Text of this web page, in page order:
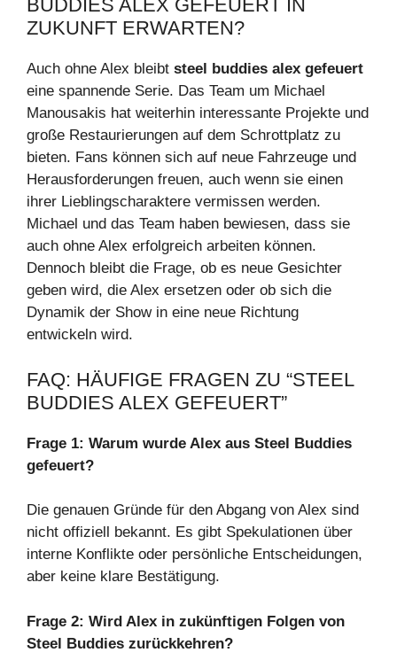
BUDDIES ALEX GEFEUERT IN
ZUKUNFT ERWARTEN?
Auch ohne Alex bleibt steel buddies alex gefeuert
eine spannende Serie. Das Team um Michael
Manousakis hat weiterhin interessante Projekte und
große Restaurierungen auf dem Schrottplatz zu
bieten. Fans können sich auf neue Fahrzeuge und
Herausforderungen freuen, auch wenn sie einen
ihrer Lieblingscharaktere vermissen werden.
Michael und das Team haben bewiesen, dass sie
auch ohne Alex erfolgreich arbeiten können.
Dennoch bleibt die Frage, ob es neue Gesichter
geben wird, die Alex ersetzen oder ob sich die
Dynamik der Show in eine neue Richtung
entwickeln wird.
FAQ: HÄUFIGE FRAGEN ZU “STEEL
BUDDIES ALEX GEFEUERT”
Frage 1: Warum wurde Alex aus Steel Buddies
gefeuert?
Die genauen Gründe für den Abgang von Alex sind
nicht offiziell bekannt. Es gibt Spekulationen über
interne Konflikte oder persönliche Entscheidungen,
aber keine klare Bestätigung.
Frage 2: Wird Alex in zukünftigen Folgen von
Steel Buddies zurückkehren?